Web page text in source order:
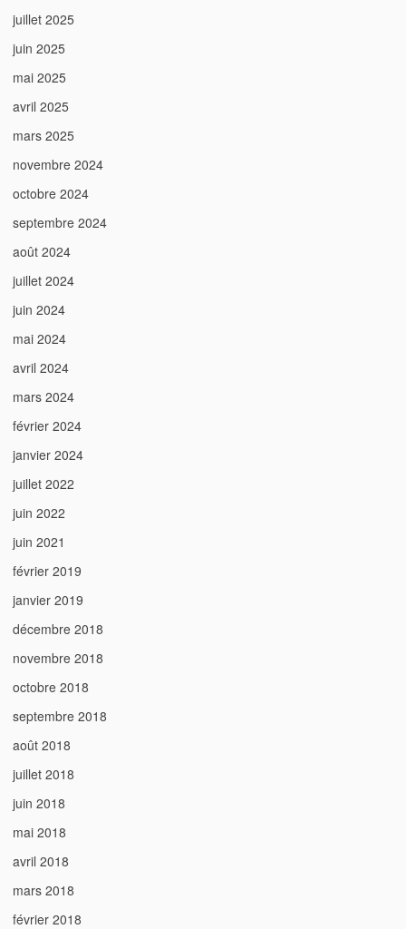
juillet 2025
juin 2025
mai 2025
avril 2025
mars 2025
novembre 2024
octobre 2024
septembre 2024
août 2024
juillet 2024
juin 2024
mai 2024
avril 2024
mars 2024
février 2024
janvier 2024
juillet 2022
juin 2022
juin 2021
février 2019
janvier 2019
décembre 2018
novembre 2018
octobre 2018
septembre 2018
août 2018
juillet 2018
juin 2018
mai 2018
avril 2018
mars 2018
février 2018